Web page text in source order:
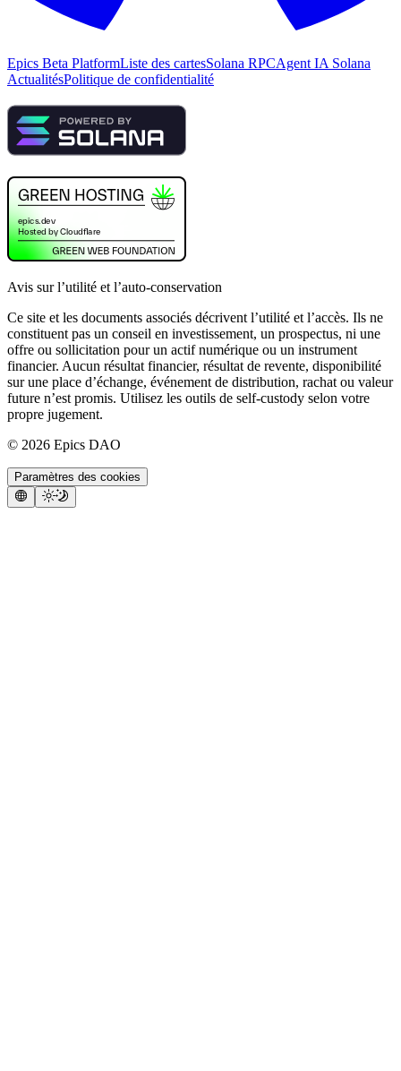
Epics Beta PlatformListe des cartesSolana RPCAgent IA Solana
ActualitésPolitique de confidentialité
Avis sur l’utilité et l’auto-conservation
Ce site et les documents associés décrivent l’utilité et l’accès. Ils ne
constituent pas un conseil en investissement, un prospectus, ni une
offre ou sollicitation pour un actif numérique ou un instrument
financier. Aucun résultat financier, résultat de revente, disponibilité
sur une place d’échange, événement de distribution, rachat ou valeur
future n’est promis. Utilisez les outils de self-custody selon votre
propre jugement.
© 2026 Epics DAO
Paramètres des cookies